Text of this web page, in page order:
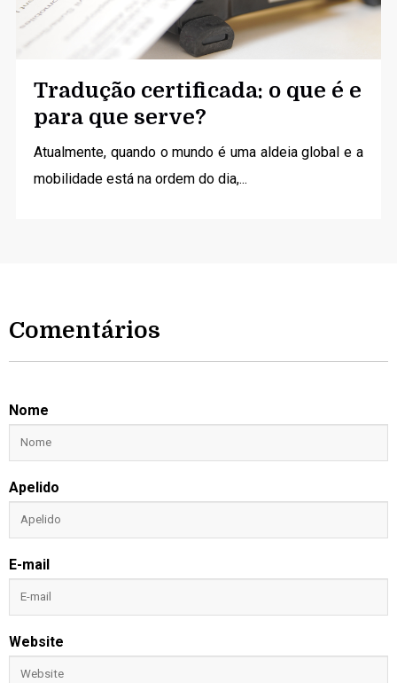
Tradução certificada: o que é e
para que serve?
Atualmente, quando o mundo é uma aldeia global e a
mobilidade está na ordem do dia,...
Comentários
Nome
Apelido
E-mail
Website